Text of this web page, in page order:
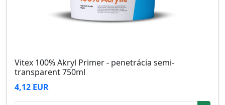
Vitex 100% Akryl Primer - penetrácia semi-
transparent 750ml
4,12 EUR